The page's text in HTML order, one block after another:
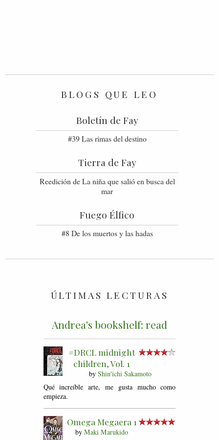
BLOGS QUE LEO
Boletín de Fay
#39 Las rimas del destino
Tierra de Fay
Reedición de La niña que salió en busca del
mar
Fuego Élfico
#8 De los muertos y las hadas
ÚLTIMAS LECTURAS
Andrea's bookshelf: read
#DRCL midnight
children, Vol. 1
by Shin'ichi Sakamoto
Qué increíble arte, me gusta mucho como
empieza.
Omega Megaera 1
by Maki Marukido